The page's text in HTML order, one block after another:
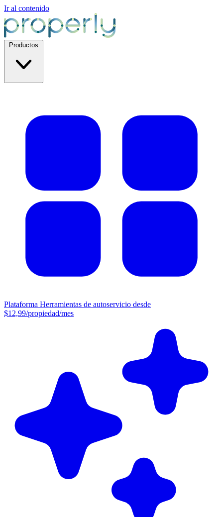
Ir al contenido
Plataforma Herramientas de autoservicio desde
$12,99/propiedad/mes